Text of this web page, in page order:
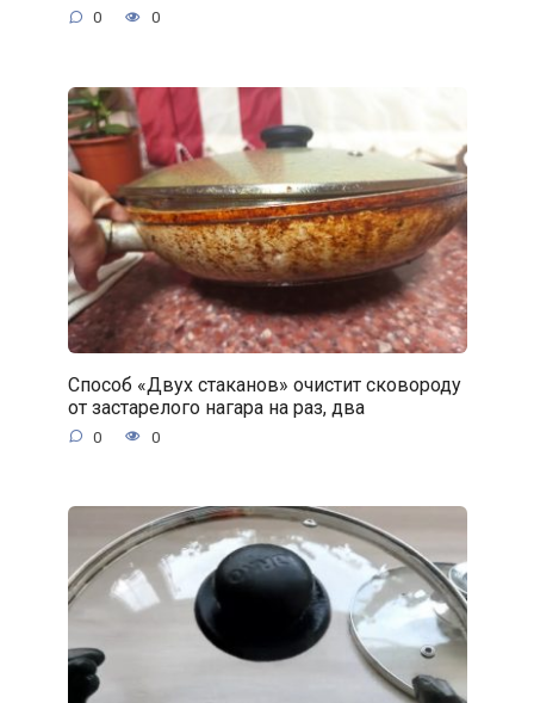
0 0
Способ «Двух стаканов» очистит сковороду
от застарелого нагара на раз, два
0 0